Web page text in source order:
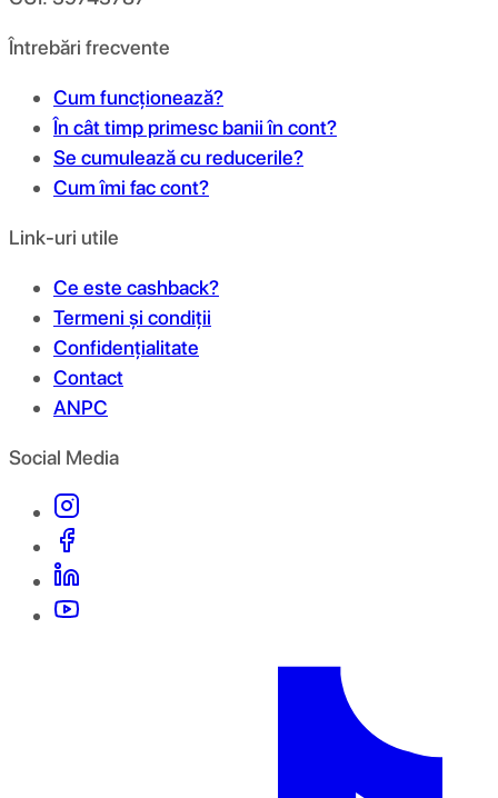
Întrebări frecvente
Cum funcționează?
În cât timp primesc banii în cont?
Se cumulează cu reducerile?
Cum îmi fac cont?
Link-uri utile
Ce este cashback?
Termeni și condiții
Confidențialitate
Contact
ANPC
Social Media